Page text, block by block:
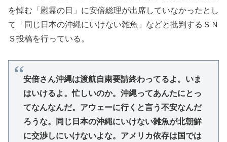
を悼む「慰霊の日」に安倍総理が出席していなかったとし
て「同じ日本の沖縄にいけない雑魚」などと批判するＳＮ
Ｓ投稿を行っている。
安倍さん沖縄は渡航自粛要請終わってるよ。いま
はいけるよ。忙しいのか。沖縄ってあんたにとっ
てなんなんだ。アウェーに行くと言う不安なんだ
ろうな。同じ日本の沖縄にいけない雑魚が北朝鮮
に交渉しにいけないよな。アメリカ依存は国では